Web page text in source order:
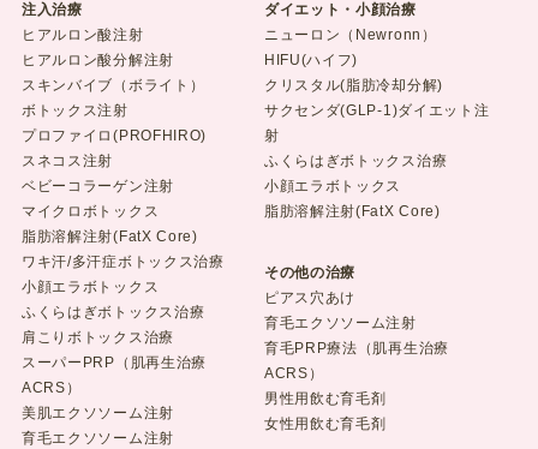
注入治療
ヒアルロン酸注射
ヒアルロン酸分解注射
スキンバイブ（ボライト）
ボトックス注射
プロファイロ(PROFHIRO)
スネコス注射
ベビーコラーゲン注射
マイクロボトックス
脂肪溶解注射(FatX Core)
ワキ汗/多汗症ボトックス治療
小顔エラボトックス
ふくらはぎボトックス治療
肩こりボトックス治療
スーパーPRP（肌再生治療
ACRS）
美肌エクソソーム注射
育毛エクソソーム注射
ダイエット・小顔治療
ニューロン（Newronn）
HIFU(ハイフ)
クリスタル(脂肪冷却分解)
サクセンダ(GLP-1)ダイエット注
射
ふくらはぎボトックス治療
小顔エラボトックス
脂肪溶解注射(FatX Core)
その他の治療
ピアス穴あけ
育毛エクソソーム注射
育毛PRP療法（肌再生治療
ACRS）
男性用飲む育毛剤
女性用飲む育毛剤